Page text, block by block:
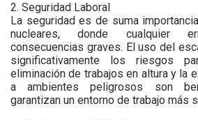
2. Seguridad Laboral
La seguridad es de suma
nucleares, donde cualquier
consecuencias graves. El uso del
significativamente los riesgos
eliminación de trabajos en altura y la
a ambientes peligrosos son
garantizan un entorno de trabajo más